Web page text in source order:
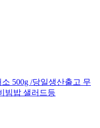
500g /당일생산출고 무
빔밥 샐러드등